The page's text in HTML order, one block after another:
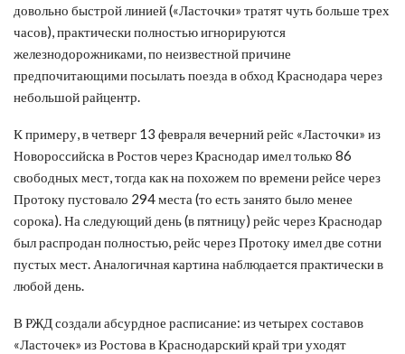
довольно быстрой линией («Ласточки» тратят чуть больше трех
часов), практически полностью игнорируются
железнодорожниками, по неизвестной причине
предпочитающими посылать поезда в обход Краснодара через
небольшой райцентр.
К примеру, в четверг 13 февраля вечерний рейс «Ласточки» из
Новороссийска в Ростов через Краснодар имел только 86
свободных мест, тогда как на похожем по времени рейсе через
Протоку пустовало 294 места (то есть занято было менее
сорока). На следующий день (в пятницу) рейс через Краснодар
был распродан полностью, рейс через Протоку имел две сотни
пустых мест. Аналогичная картина наблюдается практически в
любой день.
В РЖД создали абсурдное расписание: из четырех составов
«Ласточек» из Ростова в Краснодарский край три уходят